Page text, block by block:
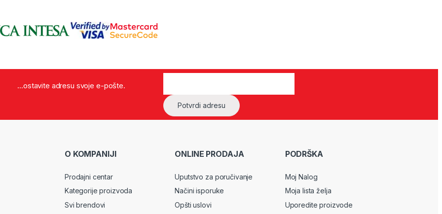
...ostavite adresu svoje e-pošte.
O KOMPANIJI
Prodajni centar
Kategorije proizvoda
Svi brendovi
ONLINE PRODAJA
Uputstvo za poručivanje
Načini isporuke
Opšti uslovi
PODRŠKA
Moj Nalog
Moja lista želja
Uporedite proizvode